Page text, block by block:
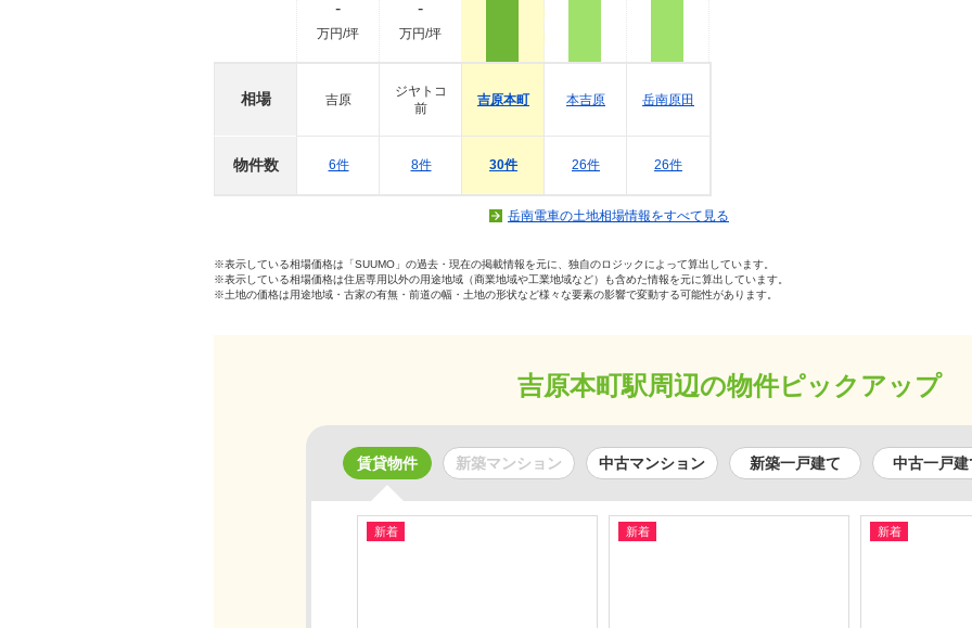
相場
物件数
-
万円/坪
吉原
6件
-
万円/坪
ジヤトコ
前
8件
吉原本町
30件
本吉原
26件
岳南原田
26件
岳南電車の土地相場情報をすべて見る
※表示している相場価格は「SUUMO」の過去・現在の掲載情報を元に、独自のロジックによって算出しています。
※表示している相場価格は住居専用以外の用途地域（商業地域や工業地域など）も含めた情報を元に算出しています。
※土地の価格は用途地域・古家の有無・前道の幅・土地の形状など様々な要素の影響で変動する可能性があります。
吉原本町駅周辺の物件ピックアップ
賃貸物件 新築マンション 中古マンション 新築一戸建て 中古一戸建
新着 新着 新着